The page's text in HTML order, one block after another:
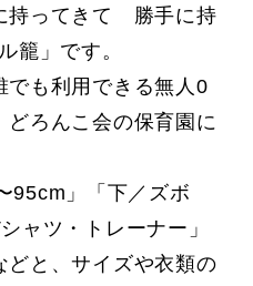
持ってきて 勝手に持
籠」です。
でも利用できる無人0
どろんこ会の保育園に
95cm」「下／ズボ
ャツ・トレーナー」
どと、サイズや衣類の